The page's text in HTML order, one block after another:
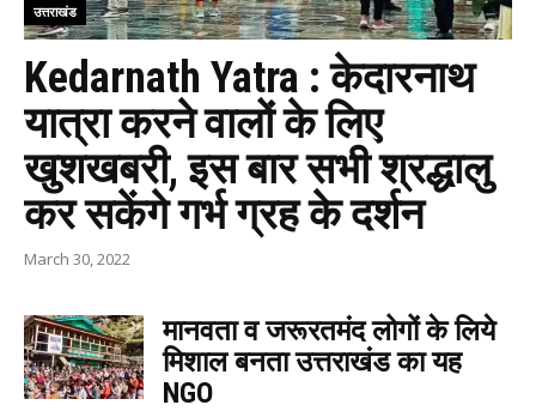
उत्तराखंड
Kedarnath Yatra : केदारनाथ
यात्रा करने वालों के लिए
खुशखबरी, इस बार सभी श्रद्धालु
कर सकेंगे गर्भ ग्रह के दर्शन
March 30, 2022
मानवता व जरूरतमंद लोगों के लिये
मिशाल बनता उत्तराखंड का यह
NGO